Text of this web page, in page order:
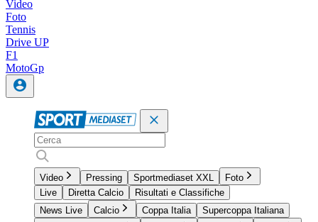
Video
Foto
Tennis
Drive UP
F1
MotoGp
Video Pressing Sportmediaset XXL
Foto
Live
Diretta Calcio
Risultati e Classifiche
News Live
Calcio Coppa Italia
Supercoppa Italiana